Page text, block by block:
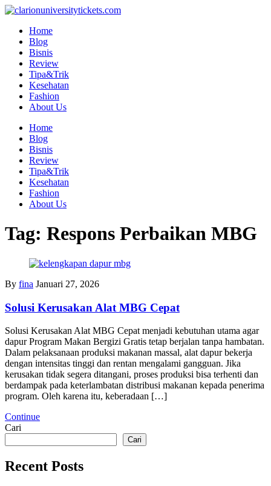
Skip
contentHome
Blog
Bisnis
Review
Tipa&Trik
Kesehatan
Fashion
About Us
Home
Blog
Bisnis
Review
Tipa&Trik
Kesehatan
Fashion
About Us
Tag: Respons Perbaikan MBG
By fina Januari 27, 2026
Solusi Kerusakan Alat MBG Cepat
Solusi Kerusakan Alat MBG Cepat menjadi kebutuhan utama agar
dapur Program Makan Bergizi Gratis tetap berjalan tanpa hambatan.
Dalam pelaksanaan produksi makanan massal, alat dapur bekerja
dengan intensitas tinggi dan rentan mengalami gangguan. Jika
kerusakan tidak segera ditangani, proses produksi bisa terhenti dan
berdampak pada keterlambatan distribusi makanan kepada penerima
program. Oleh karena itu, keberadaan […]
Continue
Cari
Cari
Recent Posts